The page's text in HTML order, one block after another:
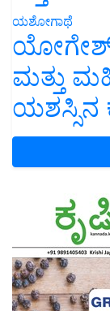
ಯಶೋಗಾಥೆ
ಯೋಗೇಶ್
ಮತ್ತು
ಯಶಸ್ಸಿನ